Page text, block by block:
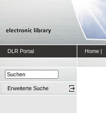
DLR Portal Home |
Erweiterte Suche